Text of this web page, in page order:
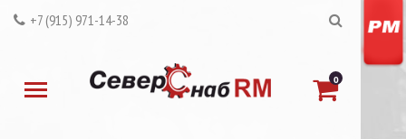
+7 (915) 971-14-38
0